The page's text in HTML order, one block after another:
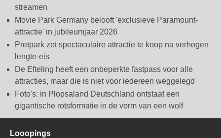
streamen
Movie Park Germany belooft 'exclusieve Paramount-
attractie' in jubileumjaar 2026
Pretpark zet spectaculaire attractie te koop na verhogen
lengte-eis
De Efteling heeft een onbeperkte fastpass voor alle
attracties, maar die is niet voor iedereen weggelegd
Foto's: in Plopsaland Deutschland ontstaat een
gigantische rotsformatie in de vorm van een wolf
Looopings